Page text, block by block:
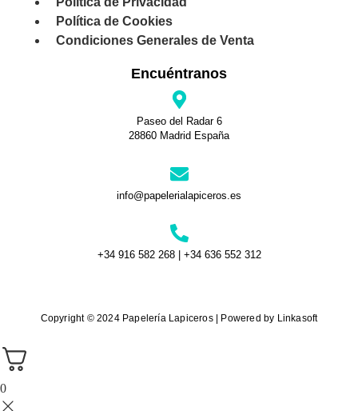
Política de Cookies
Condiciones Generales de Venta
Encuéntranos
Paseo del Radar 6
28860 Madrid España
info@papelerialapiceros.es
+34 916 582 268 | +34 636 552 312
Copyright © 2024 Papelería Lapiceros | Powered by Linkasoft
0